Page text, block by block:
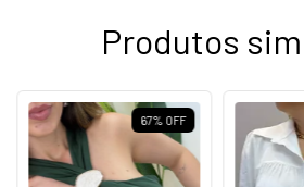
Produtos
67% OFF